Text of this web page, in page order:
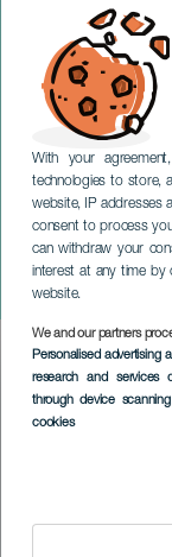
With your
technologies to store,
website, IP addresses
consent to process
can withdraw your
interest at any time by
website.
We and our partners
Personalised advertising
research and services
through device scanning
cookies
León
TENERIFE
Imagen
Listado